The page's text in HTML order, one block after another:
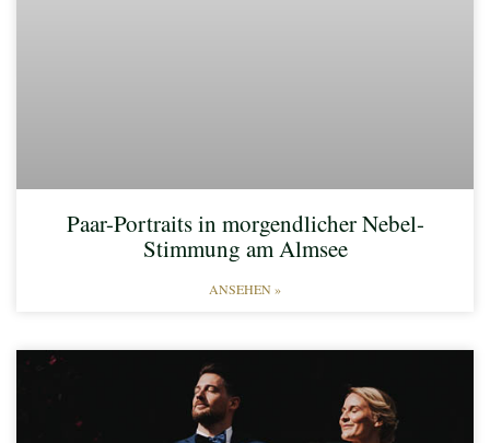
Paar-Portraits in morgendlicher Nebel-
Stimmung am Almsee​
ANSEHEN »